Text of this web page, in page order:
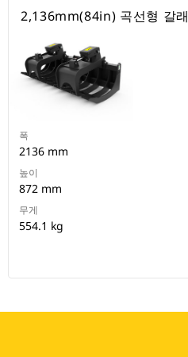
2,136mm(84in) 곡선형 갈래
폭
2136 mm
높이
872 mm
무게
554.1 kg